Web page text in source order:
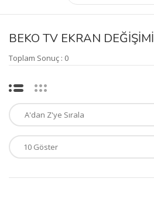
BEKO TV EKRAN DEĞİŞİMİ
Toplam Sonuç : 0